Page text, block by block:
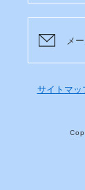
メ
サイトマッ